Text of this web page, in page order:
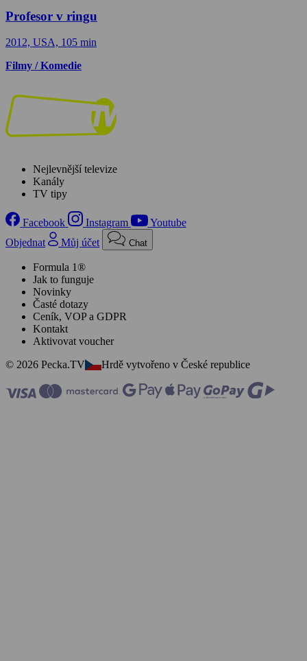
Profesor v ringu
2012, USA, 105 min
Filmy / Komedie
Nejlevnější televize
Kanály
TV tipy
Facebook Instagram
Youtube
Objednat
Můj účet Chat
Formula 1®
Jak to funguje
Novinky
Časté dotazy
Ceník, VOP a GDPR
Kontakt
Aktivovat voucher
© 2026 Pecka.TV
Hrdě vytvořeno v České republice